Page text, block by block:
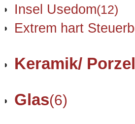
Insel Usedom(12)
Extrem hart
Keramik/
Glas(6)